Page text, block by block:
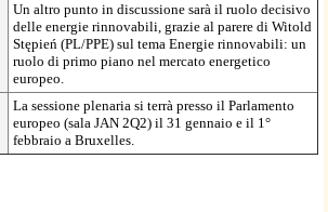
Un altro punto in discussione sarà il ruolo decisivo
delle energie rinnovabili, grazie al parere di Witold
Stępień (PL/PPE) sul tema Energie rinnovabili: un
ruolo di primo piano nel mercato energetico
europeo.
La sessione plenaria si terrà presso il Parlamento
europeo (sala JAN 2Q2) il 31 gennaio e il 1°
febbraio a Bruxelles.